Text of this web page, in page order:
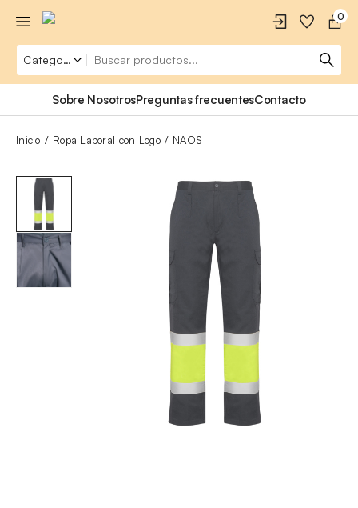
0
Sobre NosotrosPreguntas frecuentesContacto
Inicio Ropa Laboral con Logo NAOS